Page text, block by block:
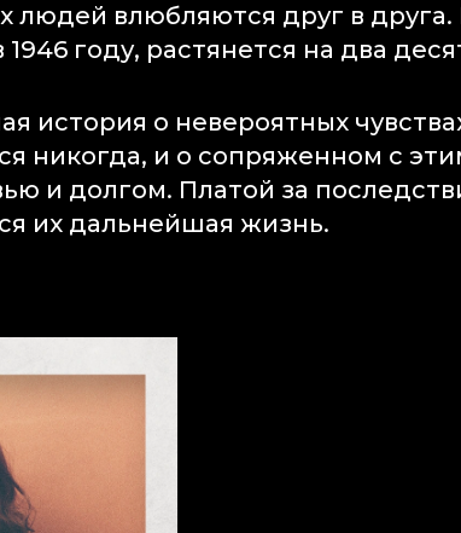
людей влюбляются друг в
году, растянется на два
история о невероятных
никогда, и о сопряженном с
и долгом. Платой за
их дальнейшая жизнь.